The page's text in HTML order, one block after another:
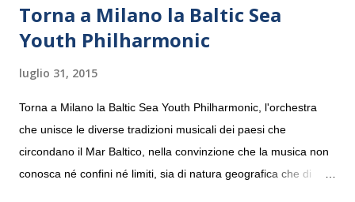
Torna a Milano la Baltic Sea
Youth Philharmonic
luglio 31, 2015
Torna a Milano la Baltic Sea Youth Philharmonic, l'orchestra
che unisce le diverse tradizioni musicali dei paesi che
circondano il Mar Baltico, nella convinzione che la musica non
conosca né confini né limiti, sia di natura geografica che di